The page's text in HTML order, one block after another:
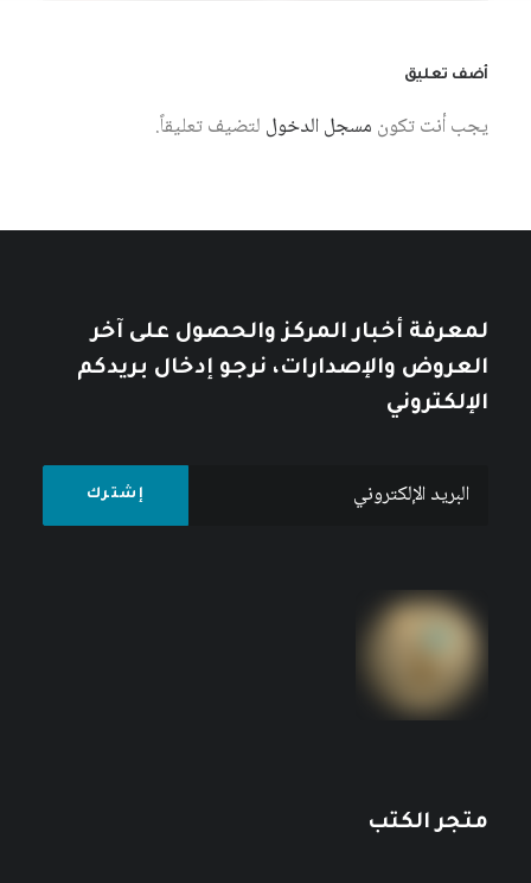
28 يوليو، 2026
كتبه عبد الحليم مهورباشة
أضف تعليق
يجب أنت تكون مسجل الدخول لتضيف تعليقاً.
لمعرفة أخبار المركز والحصول على آخر
العروض والإصدارات، نرجو إدخال بريدكم
الإلكتروني
متجر الكتب